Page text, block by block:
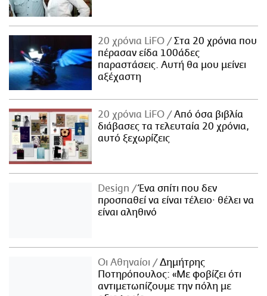
20 χρόνια LiFO
Στα 20 χρόνια που
πέρασαν είδα 100άδες
παραστάσεις. Αυτή θα μου μείνει
αξέχαστη
20 χρόνια LiFO
Από όσα βιβλία
διάβασες τα τελευταία 20 χρόνια,
αυτό ξεχωρίζεις
Design
Ένα σπίτι που δεν
προσπαθεί να είναι τέλειο· θέλει να
είναι αληθινό
Οι Αθηναίοι
Δημήτρης
Ποτηρόπουλος: «Με φοβίζει ότι
αντιμετωπίζουμε την πόλη με